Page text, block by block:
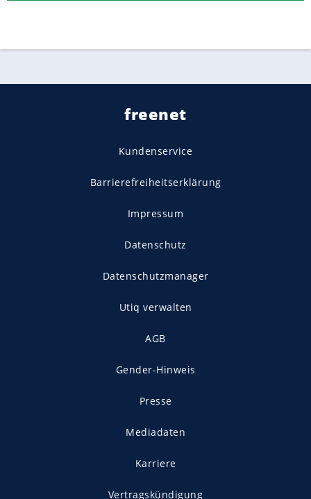
freenet
Kundenservice
Barrierefreiheitserklärung
Impressum
Datenschutz
Datenschutzmanager
Utiq verwalten
AGB
Gender-Hinweis
Presse
Mediadaten
Karriere
Vertragskündigung